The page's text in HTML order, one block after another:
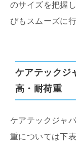
のサイズを把握
びもスムーズに行
ケアテックジ
高・耐荷重
ケアテックジャ
重については下